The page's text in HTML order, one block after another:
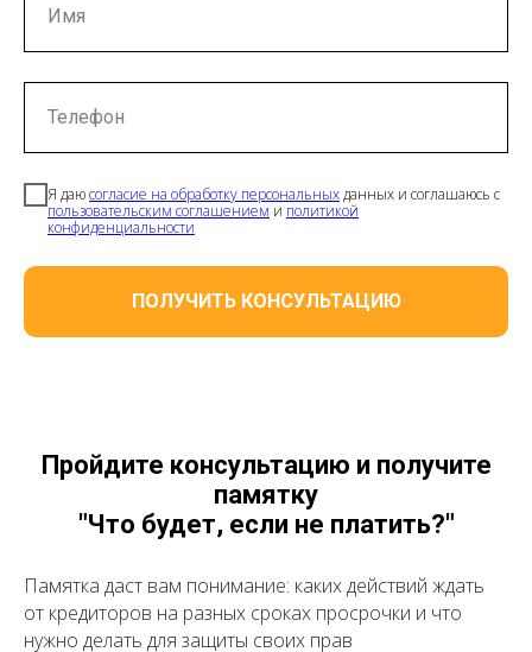
Имя
Телефон
Я даюсогласие на обработку персональныхданных и соглашаюсь с
пользовательским соглашением и политикой
конфиденциальности
ПОЛУЧИТЬ КОНСУЛЬТАЦИЮ
Пройдите консультацию и получите
памятку
"Что будет, если не платить?"
Памятка даст вам понимание: каких действий ждать
от кредиторов на разных сроках просрочки и что
нужно делать для защиты своих прав